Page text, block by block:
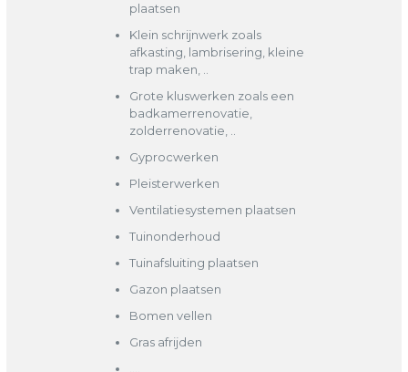
plaatsen
Klein schrijnwerk zoals
afkasting, lambrisering, kleine
trap maken, ..
Grote kluswerken zoals een
badkamerrenovatie,
zolderrenovatie, ..
Gyprocwerken
Pleisterwerken
Ventilatiesystemen plaatsen
Tuinonderhoud
Tuinafsluiting plaatsen
Gazon plaatsen
Bomen vellen
Gras afrijden